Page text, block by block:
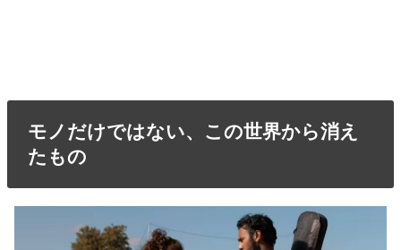
モノだけではない、この世界から消え
たもの